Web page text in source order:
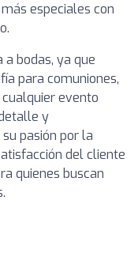
especiales con
bodas, ya que
para comuniones,
evento
y
pasión por la
del cliente
quienes buscan